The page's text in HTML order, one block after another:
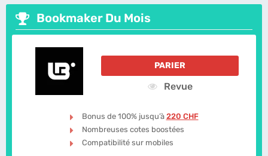
Bookmaker Du Mois
PARIER
Revue
Bonus de 100% jusqu’à 220 CHF
Nombreuses cotes boostées
Compatibilité sur mobiles